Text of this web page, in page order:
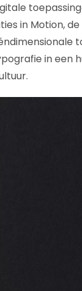
in Motion,
in een